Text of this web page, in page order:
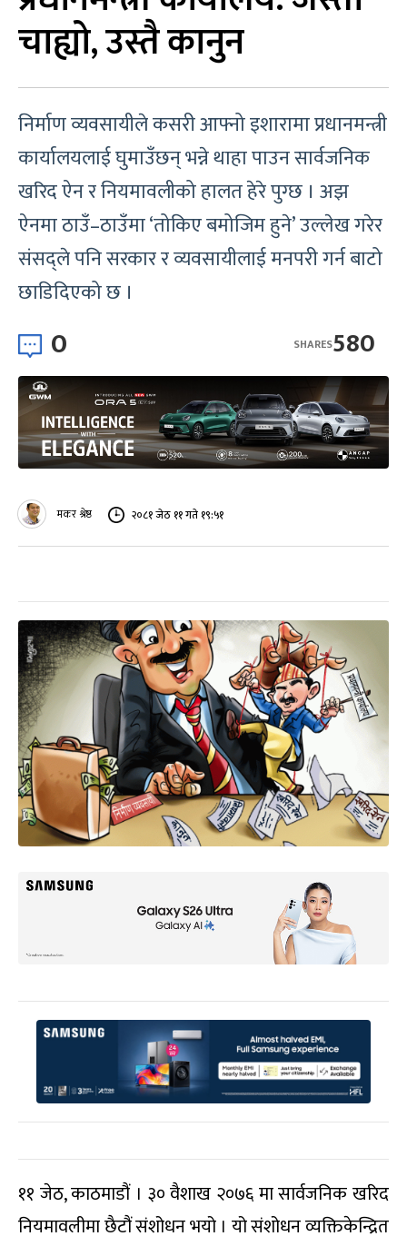
चाह्यो, उस्तै कानुन
निर्माण व्यवसायीले कसरी आफ्नो इशारामा प्रधानमन्त्री
कार्यालयलाई घुमाउँछन् भन्ने थाहा पाउन सार्वजनिक
खरिद ऐन र नियमावलीको हालत हेरे पुग्छ । अझ
ऐनमा ठाउँ–ठाउँमा ‘तोकिए बमोजिम हुने’ उल्लेख गरेर
संसद्ले पनि सरकार र व्यवसायीलाई मनपरी गर्न बाटो
छाडिदिएको छ ।
0 580
SHARES
मकर श्रेष्ठ २०८१ जेठ ११ गते १९:५१
११ जेठ, काठमाडौं । ३० वैशाख २०७६ मा सार्वजनिक खरिद
नियमावलीमा छैटौं संशोधन भयो । यो संशोधन व्यक्तिकेन्द्रित